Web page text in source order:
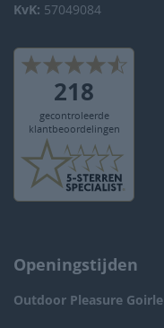
Openingstijden
Outdoor Pleasure Goirle
KvK: 57049084